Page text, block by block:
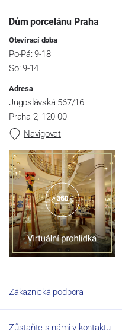
Dům porcelánu Praha
Otevírací doba
Po-Pá: 9-18
So: 9-14
Adresa
Jugoslávská 567/16
Praha 2, 120 00
Navigovat
Zákaznická podpora
Zůstaňte s námi v kontaktu